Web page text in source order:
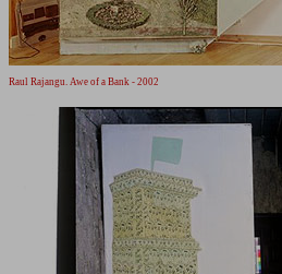
Raul Rajangu. Awe of a Bank - 2002